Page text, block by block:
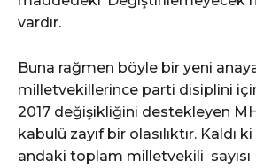
vardır.
Buna rağmen böyle bir yeni
milletvekillerince parti disiplini
2017 değişikliğini destekleyen
kabulü zayıf bir olasılıktır. Kaldı
andaki toplam milletvekili sayısı